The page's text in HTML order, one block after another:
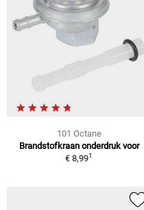
101 Octane
Brandstofkraan onderdruk voor
€ 8,991